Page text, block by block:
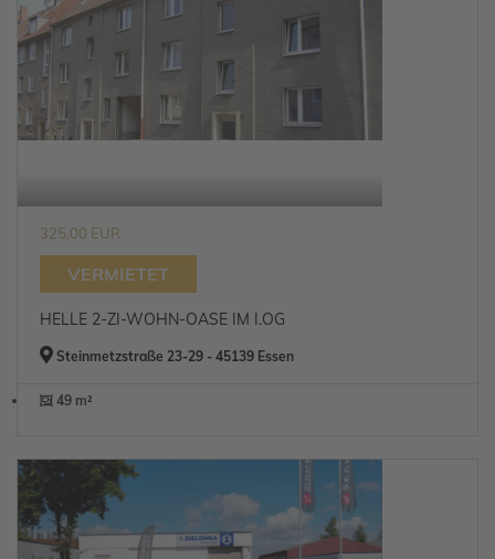
325,00 EUR
VERMIETET
HELLE 2-ZI-WOHN-OASE IM I.OG
Steinmetzstraße 23-29 - 45139 Essen
49 m²